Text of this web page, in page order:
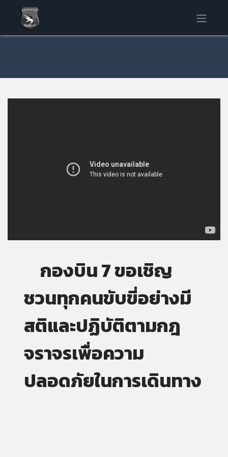
กองบิน 7 ขอเชิญ
ชวนทุกคนขับขี่อย่างมี
สติและปฏิบัติตามกฎ
จราจรเพื่อความ
ปลอดภัยในการเดินทาง